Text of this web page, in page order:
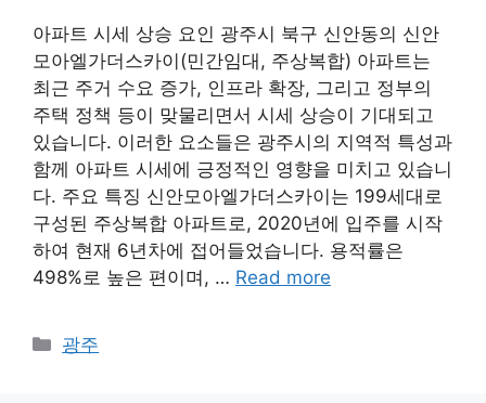
아파트 시세 상승 요인 광주시 북구 신안동의 신안
모아엘가더스카이(민간임대, 주상복합) 아파트는
최근 주거 수요 증가, 인프라 확장, 그리고 정부의
주택 정책 등이 맞물리면서 시세 상승이 기대되고
있습니다. 이러한 요소들은 광주시의 지역적 특성과
함께 아파트 시세에 긍정적인 영향을 미치고 있습니
다. 주요 특징 신안모아엘가더스카이는 199세대로
구성된 주상복합 아파트로, 2020년에 입주를 시작
하여 현재 6년차에 접어들었습니다. 용적률은
498%로 높은 편이며, … Read more
Categories
광주